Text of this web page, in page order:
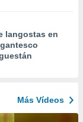
langostas en
Más Vídeos